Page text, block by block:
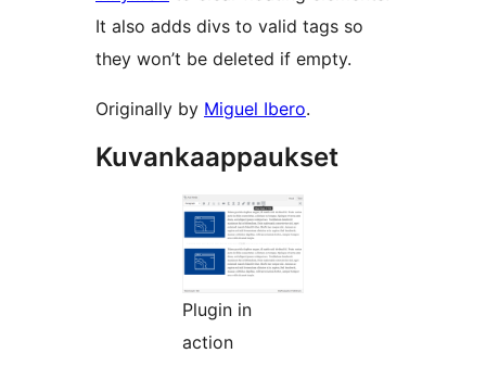
It also adds divs to valid tags so
they won’t be deleted if empty.
Originally by Miguel Ibero.
Kuvankaappaukset
Plugin in
action